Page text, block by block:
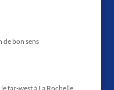
de bon sens
far-west à La Rochelle